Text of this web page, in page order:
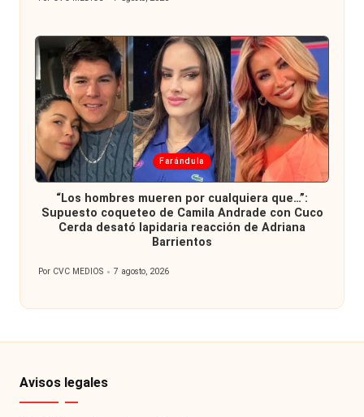
Publicado
Publicada
en
Farándula
“Los hombres mueren por cualquiera que…”:
Supuesto coqueteo de Camila Andrade con Cuco
Cerda desató lapidaria reacción de Adriana
Barrientos
Publicado
Por CVC MEDIOS 7 agosto, 2026
Avisos legales